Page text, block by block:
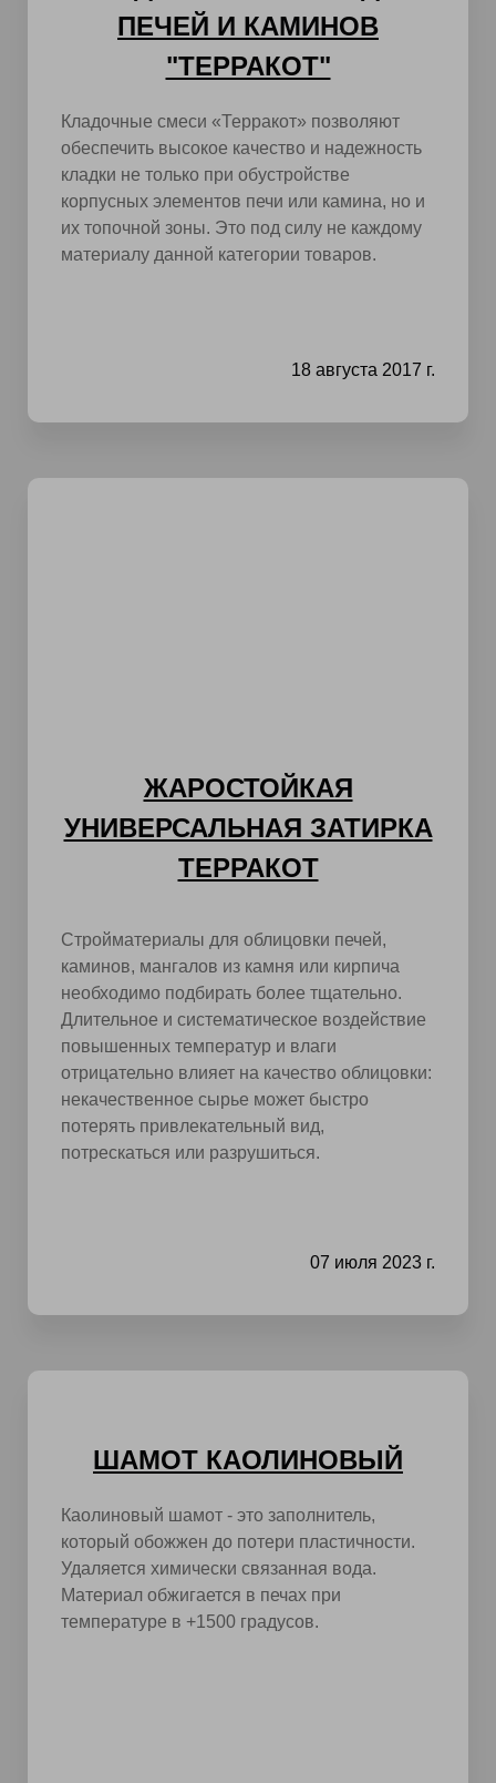
ПЕЧЕЙ И КАМИНОВ
"ТЕРРАКОТ"
Кладочные смеси «Терракот» позволяют
обеспечить высокое качество и надежность
кладки не только при обустройстве
корпусных элементов печи или камина, но и
их топочной зоны. Это под силу не каждому
материалу данной категории товаров.
18 августа 2017 г.
ЖАРОСТОЙКАЯ
УНИВЕРСАЛЬНАЯ ЗАТИРКА
ТЕРРАКОТ
Стройматериалы для облицовки печей,
каминов, мангалов из камня или кирпича
необходимо подбирать более тщательно.
Длительное и систематическое воздействие
повышенных температур и влаги
отрицательно влияет на качество облицовки:
некачественное сырье может быстро
потерять привлекательный вид,
потрескаться или разрушиться.
07 июля 2023 г.
ШАМОТ КАОЛИНОВЫЙ
Каолиновый шамот - это заполнитель,
который обожжен до потери пластичности.
Удаляется химически связанная вода.
Материал обжигается в печах при
температуре в +1500 градусов.